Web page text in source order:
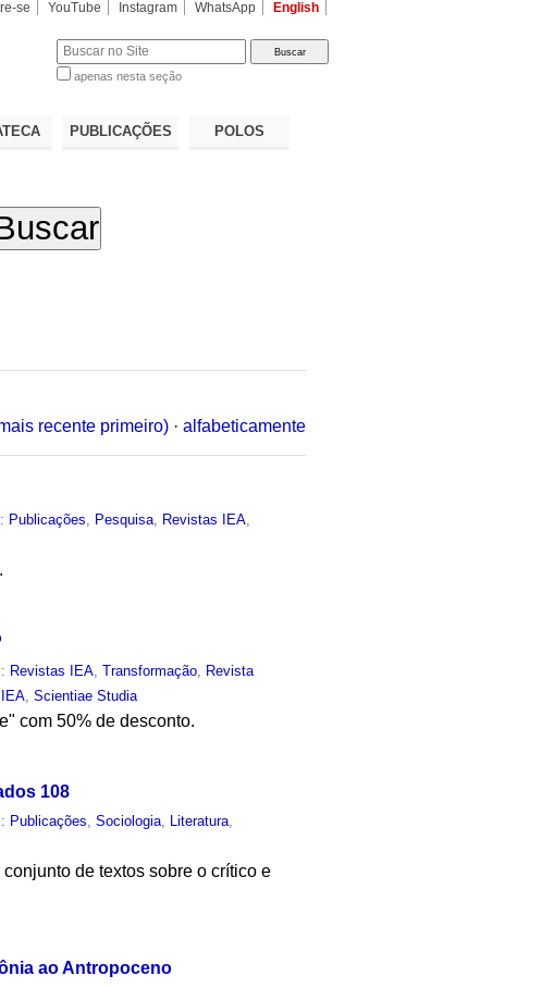
se YouTube Instagram WhatsApp English
apenas nesta seção
PUBLICAÇÕES POLOS
recente primeiro) · alfabeticamente
Publicações Pesquisa Revistas IEA
Revistas IEA ,Transformação Revista
IEA ,Scientiae Studia
com 50% de desconto.
108
Publicações,Sociologia, Literatura,
de textos sobre o crítico e
ao Antropoceno